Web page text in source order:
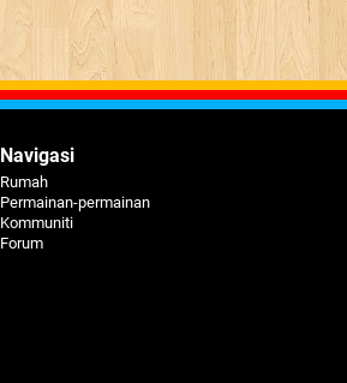
Navigasi
Rumah
Permainan-permainan
Kommuniti
Forum